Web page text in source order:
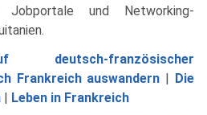
und Networking-
deutsch-französischer
Frankreich auswandern | Die
| Leben in Frankreich